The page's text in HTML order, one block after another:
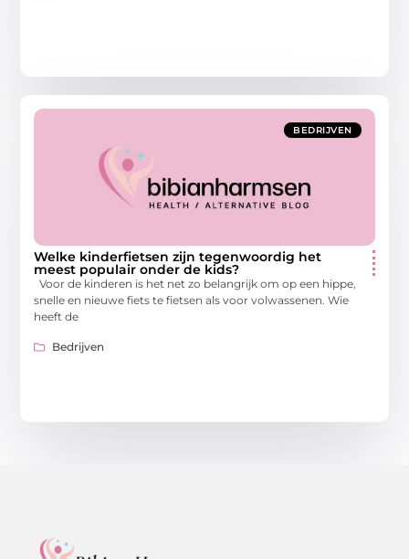
BEDRIJVEN
Welke kinderfietsen zijn tegenwoordig het
meest populair onder de kids?
Voor de kinderen is het net zo belangrijk om op een hippe,
snelle en nieuwe fiets te fietsen als voor volwassenen. Wie
heeft de
Bedrijven